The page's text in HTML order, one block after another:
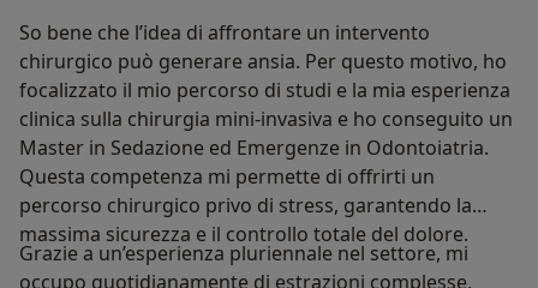
So bene che l’idea di affrontare un intervento
chirurgico può generare ansia. Per questo motivo, ho
focalizzato il mio percorso di studi e la mia esperienza
clinica sulla chirurgia mini-invasiva e ho conseguito un
Master in Sedazione ed Emergenze in Odontoiatria.
Questa competenza mi permette di offrirti un
percorso chirurgico privo di stress, garantendo la
massima sicurezza e il controllo totale del dolore.
Grazie a un’esperienza pluriennale nel settore, mi
occupo quotidianamente di estrazioni complesse,